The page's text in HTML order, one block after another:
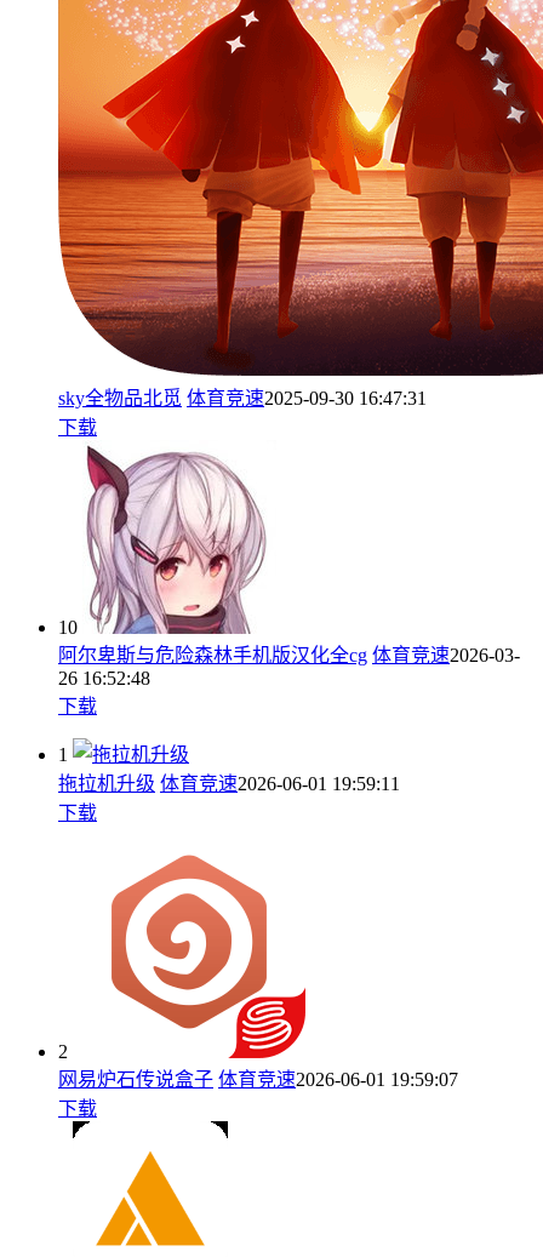
sky全物品北觅 体育竞速2025-09-30 16:47:31
下载
10
阿尔卑斯与危险森林手机版汉化全cg 体育竞速2026-03-
26 16:52:48
下载
1
拖拉机升级 体育竞速2026-06-01 19:59:11
下载
2
网易炉石传说盒子 体育竞速2026-06-01 19:59:07
下载